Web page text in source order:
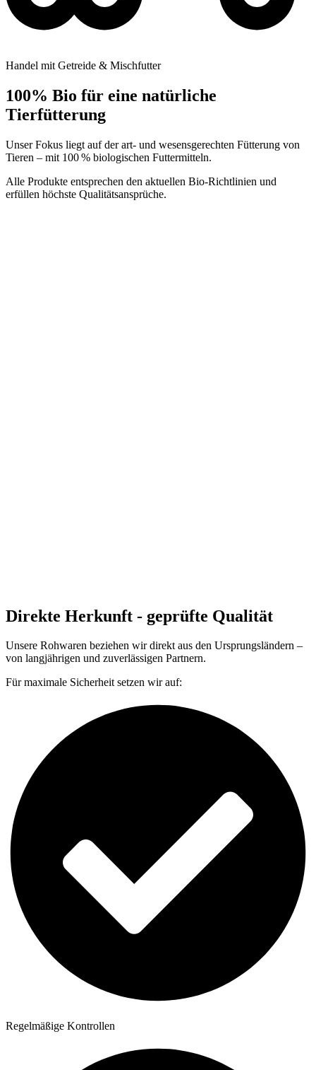
Handel mit Getreide & Mischfutter
100% Bio für eine natürliche
Tierfütterung
Unser Fokus liegt auf derart- und wesensgerechten Fütterung von
Tieren – mit 100 % biologischen Futtermitteln.
Alle Produkte entsprechen den aktuellen Bio-Richtlinien und
erfüllen höchste Qualitätsansprüche.
Direkte Herkunft - geprüfte Qualität
Unsere Rohwaren beziehen wir direkt aus den Ursprungsländern –
von langjährigen und zuverlässigen Partnern.
Für maximale Sicherheit setzen wir auf:
Regelmäßige Kontrollen